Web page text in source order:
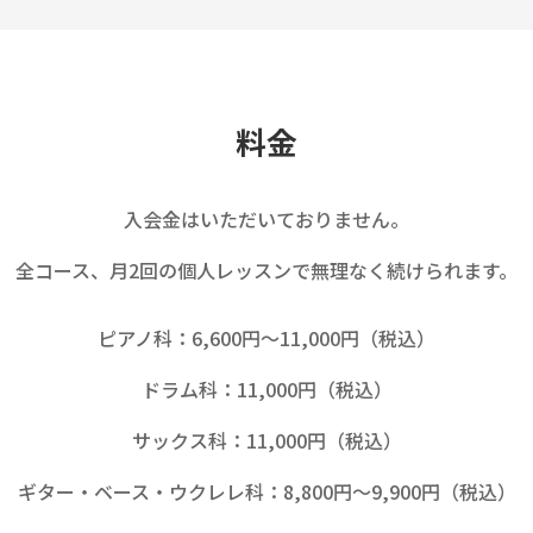
料金
入会金はいただいておりません。
全コース、月2回の個人レッスンで無理なく続けられます。
ピアノ科：6,600円〜11,000円（税込）
ドラム科：11,000円（税込）
サックス科：11,000円（税込）
ギター・ベース・ウクレレ科：8,800円〜9,900円（税込）